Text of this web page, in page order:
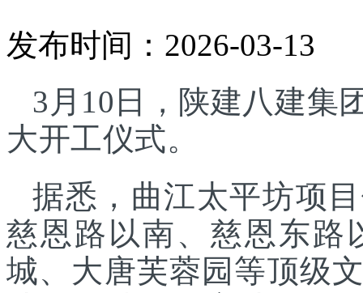
发布时间：2026-03-13
3月10日，陕建八建集
大开工仪式。
据悉，曲江太平坊项
慈恩路以南、慈恩东路
城、大唐芙蓉园等顶级